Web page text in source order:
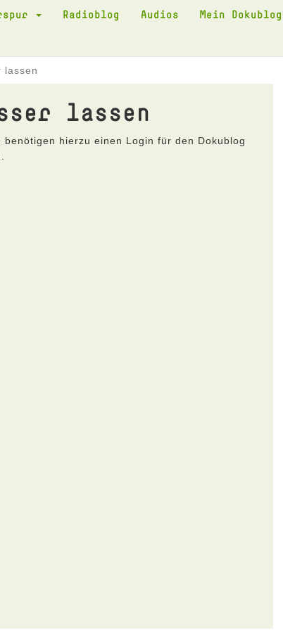
Radioblog Audios Mein Dokublog
lassen
lassen
benötigen hierzu einen Login für den Dokublog